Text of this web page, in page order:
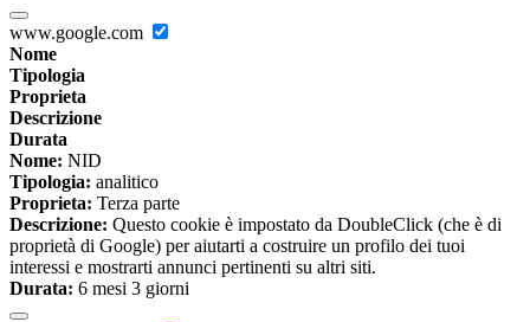
www.google.com
Nome
Tipologia
Proprieta
Descrizione
Durata
Nome: NID
Tipologia: analitico
Proprieta: Terza parte
Descrizione: Questo cookie è impostato da DoubleClick (che è di
proprietà di Google) per aiutarti a costruire un profilo dei tuoi
interessi e mostrarti annunci pertinenti su altri siti.
Durata: 6 mesi 3 giorni